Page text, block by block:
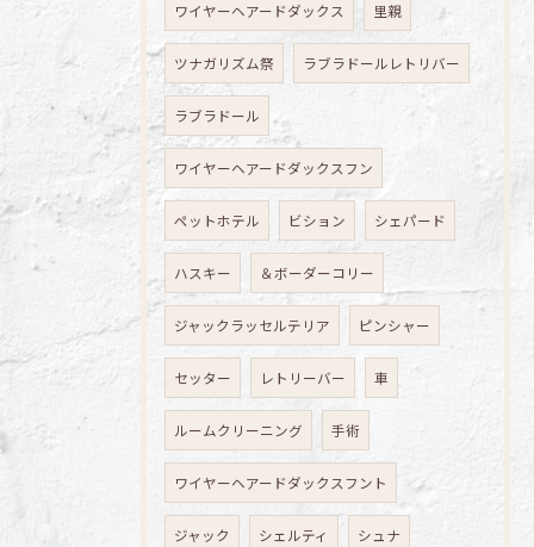
ワイヤーヘアードダックス 里親
ツナガリズム祭 ラブラドールレトリバー
ラブラドール
ワイヤーヘアードダックスフン
ペットホテル ビション シェパード
ハスキー ＆ボーダーコリー
ジャックラッセルテリア ピンシャー
セッター レトリーバー 車
ルームクリーニング 手術
ワイヤーヘアードダックスフント
ジャック シェルティ シュナ